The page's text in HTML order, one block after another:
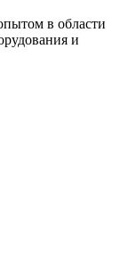
в области
и